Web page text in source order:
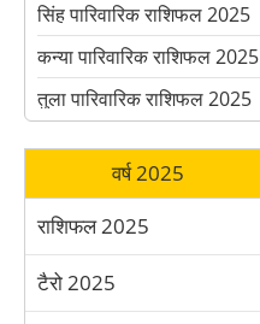
सिंह पारिवारिक राशिफल 2025
कन्या पारिवारिक राशिफल 2025
तुला पारिवारिक राशिफल 2025
धनु पारिवारिक राशिफल 2025
मकर पारिवारिक राशिफल 2025
कुंभ पारिवारिक राशिफल 2025
मीन पारिवारिक राशिफल 2025
वर्ष 2025
राशिफल 2025
टैरो 2025